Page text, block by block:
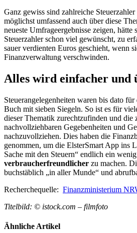
Ganz gewiss sind zahlreiche
möglichst umfassend auch über diese
neueste Umfrageergebnisse zeigen, hätte
Steuerzahler schon viel gewünscht, zu
sauer verdienten Euros geschieht, wenn
Finanzverwaltung verschwinden.
Alles wird einfacher und
Steuerangelegenheiten waren bis dato
Buch mit sieben Siegeln. So ist es für
dieser Thematik zurechtzufinden und die
nachvollziehbaren Gegebenheiten und
nachzuvollziehen. Dies haben die
genommen, um die ElsterSmart App ins
Sache mit den Steuern“ endlich ein wenig
verbraucherfreundlicher zu machen.
buchstäblich „in aller Munde“ und
Recherchequelle: Finanzministerium
Titelbild: © istock.com – filmfoto
Ähnliche Artikel